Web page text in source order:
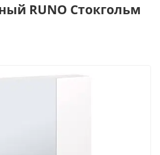
RUNO Стокгольм